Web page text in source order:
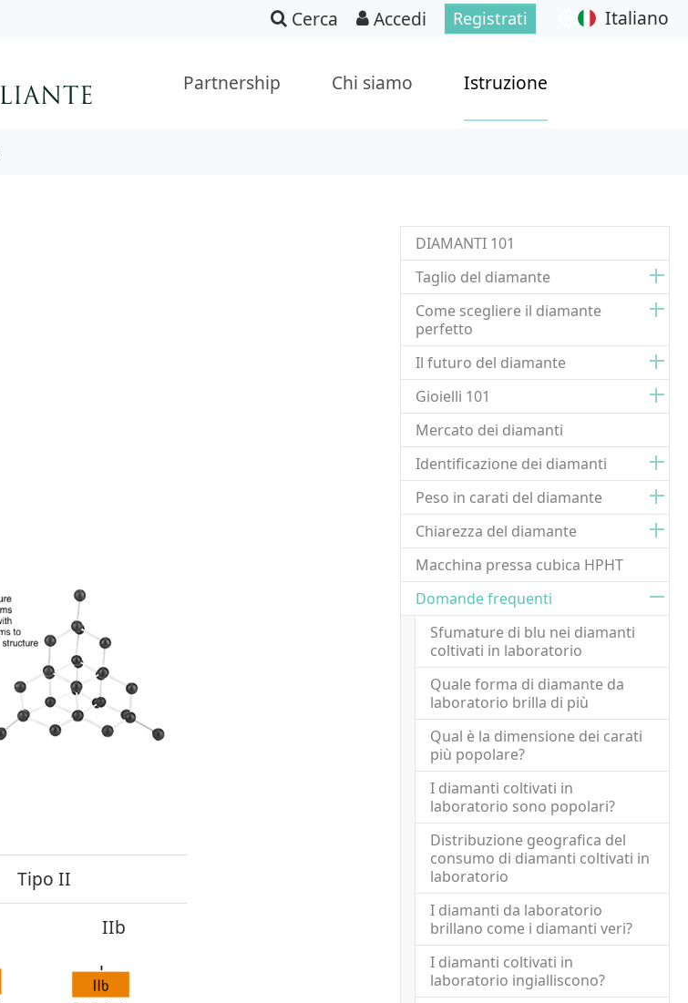
Cerca Accedi Registrati Italiano
Partnership Chi siamo Istruzione
DIAMANTI 101
Taglio del diamante
Come scegliere il diamante
perfetto
Il futuro del diamante
Gioielli 101
Mercato dei diamanti
Identificazione dei diamanti
Peso in carati del diamante
Chiarezza del diamante
Macchina pressa cubica HPHT
Domande frequenti
Sfumature di blu nei diamanti
coltivati in laboratorio
Quale forma di diamante da
laboratorio brilla di più
Qual è la dimensione dei carati
più popolare?
I diamanti coltivati in
laboratorio sono popolari?
Distribuzione geografica del
consumo di diamanti coltivati in
laboratorio
I diamanti da laboratorio
brillano come i diamanti veri?
I diamanti coltivati in
laboratorio ingialliscono?
Tipo II
IIb